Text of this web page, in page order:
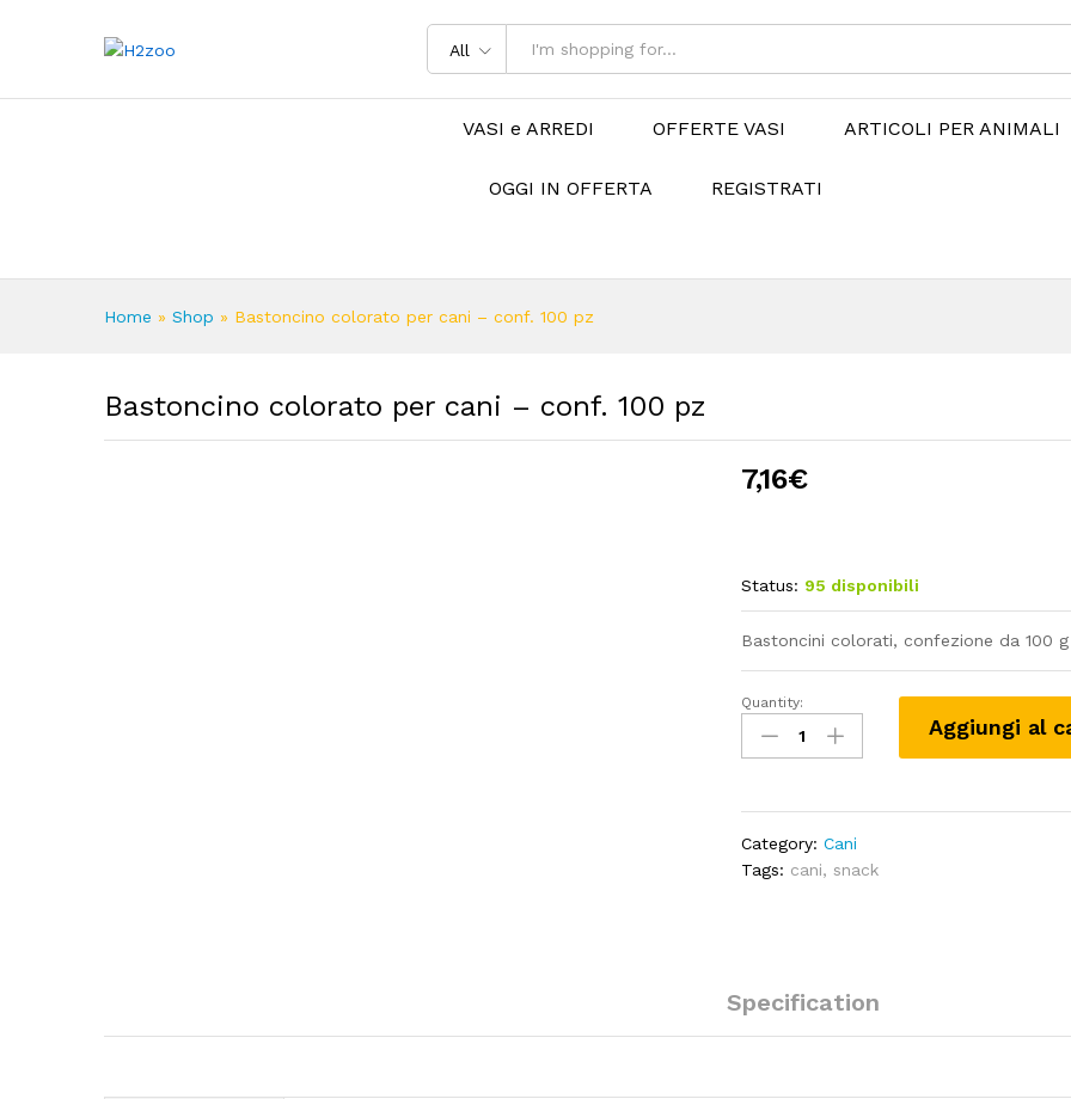
All
VASI e ARREDI OFFERTE VASI ARTICOLI PER ANIMALI
OGGI IN OFFERTA REGISTRATI
Home » Shop » Bastoncino colorato per cani – conf. 100 pz
Bastoncino colorato per cani – conf. 100 pz
7,16€
Status: 95 disponibili
Bastoncini colorati, confezione da 100 g
Bastoncino
colorato
per
-
conf.
100
Quantity:
Aggiungi al
Category:Cani
Tags: cani,snack
Specification